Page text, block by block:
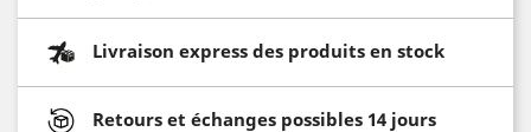
Livraison express des produits en stock
Retours et échanges possibles 14 jours